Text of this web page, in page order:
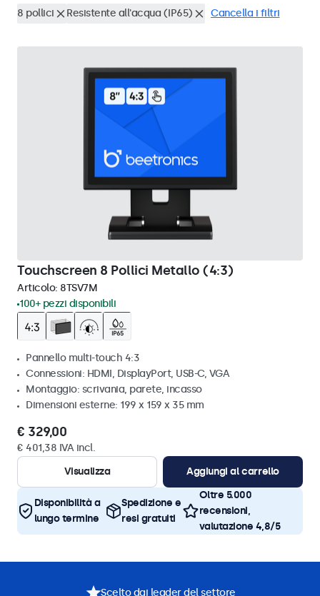
8 pollici Resistente all'acqua (IP65) Cancella i filtri
Touchscreen 8 Pollici Metallo (4:3)
Articolo: 8TSV7M
100+ pezzi disponibili
Pannello multi-touch 4:3
Connessioni: HDMI, DisplayPort, USB-C, VGA
Montaggio: scrivania, parete, incasso
Dimensioni esterne: 199 x 159 x 35 mm
€ 329,00
€ 401,38 IVA incl.
Visualizza
Aggiungi al carrello
Disponibilità a
lungo termine
Spedizione e
resi gratuiti
Oltre 5.000
recensioni,
valutazione 4,8/5
Scelto dai leader del settore